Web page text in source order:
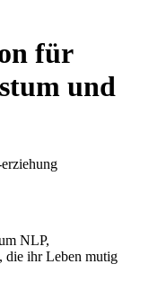
für
und
NLP,
die ihr Leben mutig